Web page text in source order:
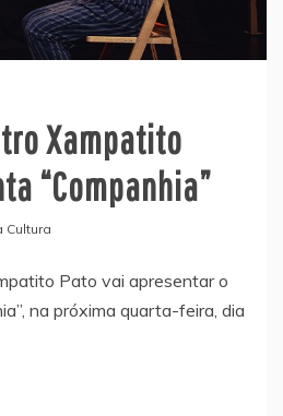
Xampatito
“Companhia”
Cultura
Pato vai apresentar o
na próxima quarta-feira, dia